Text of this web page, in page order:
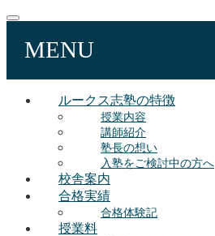
MENU
ルークス志塾の特徴
授業内容
講師紹介
塾長の想い
入塾をご検討中の方へ
校舎案内
合格実績
合格体験記
授業料